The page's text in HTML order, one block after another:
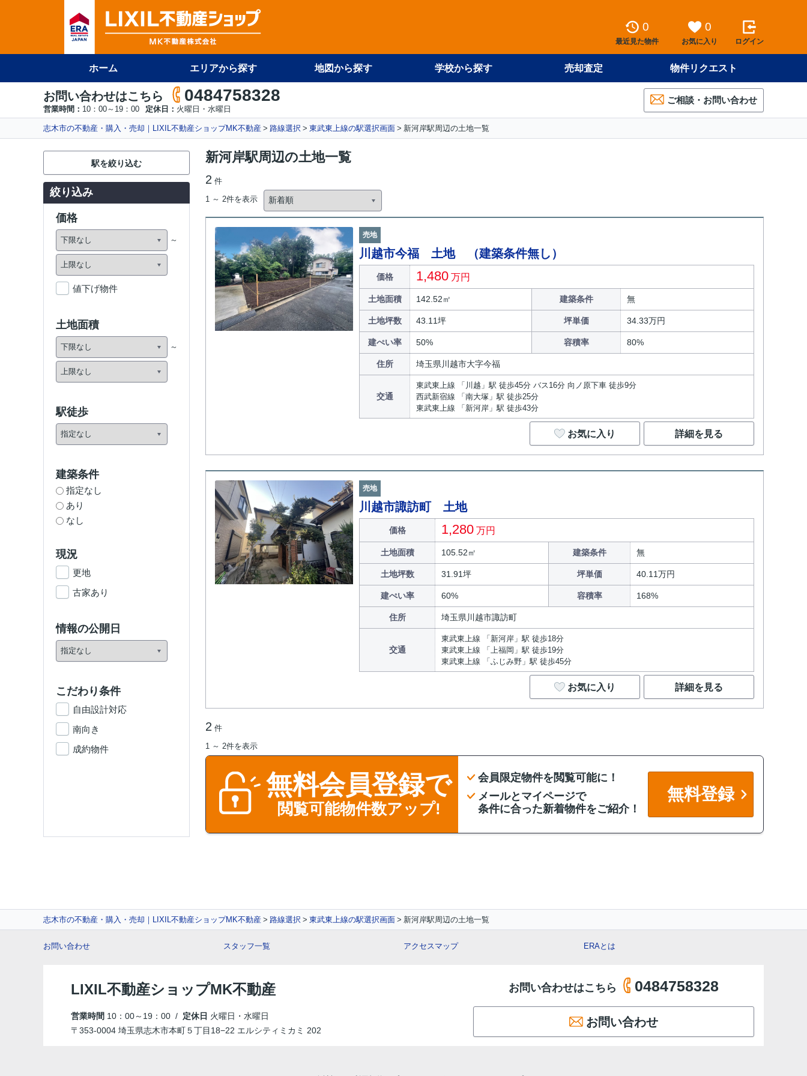
0
最近見た物件
0
お気に入り ログイン
ホーム エリアから探す 地図から探す 学校から探す 売却査定 物件リクエスト
お問い合わせはこちら 0484758328
営業時間： 10：00～19：00 定休日： 火曜日・水曜日
ご相談・お問い合わせ
志木市の不動産・購入・売却｜LIXIL不動産ショップMK不動産 路線選択 東武東上線の駅選択画面 新河岸駅周辺の土地一覧
新河岸駅周辺の土地一覧
2 件
1 ～ 2件を表示
売地
川越市今福 土地 （建築条件無し）
価格 1,480 万円
土地面積 142.52㎡ 建築条件 無
土地坪数 43.11坪 坪単価 34.33万円
建ぺい率 50% 容積率 80%
住所 埼玉県川越市大字今福
交通
東武東上線 「川越」駅 徒歩45分 バス16分 向ノ原下車 徒歩9分
西武新宿線 「南大塚」駅 徒歩25分
東武東上線 「新河岸」駅 徒歩43分
お気に入り 詳細を見る
売地
川越市諏訪町 土地
価格 1,280 万円
土地面積 105.52㎡ 建築条件 無
土地坪数 31.91坪 坪単価 40.11万円
建ぺい率 60% 容積率 168%
住所 埼玉県川越市諏訪町
交通
東武東上線 「新河岸」駅 徒歩18分
東武東上線 「上福岡」駅 徒歩19分
東武東上線 「ふじみ野」駅 徒歩45分
お気に入り 詳細を見る
2 件
1 ～ 2件を表示
無料会員登録で
閲覧可能物件数アップ!
会員限定物件を閲覧可能に！
メールとマイページで
条件に合った新着物件をご紹介！
無料登録
駅を絞り込む
絞り込み
価格
値下げ物件
土地面積
駅徒歩
建築条件
指定なし
あり
なし
現況
更地
古家あり
情報の公開日
こだわり条件
自由設計対応
南向き
成約物件
志木市の不動産・購入・売却｜LIXIL不動産ショップMK不動産 路線選択 東武東上線の駅選択画面 新河岸駅周辺の土地一覧
お問い合わせ スタッフ一覧 アクセスマップ ERAとは
LIXIL不動産ショップMK不動産
営業時間 10：00～19：00 / 定休日 火曜日・水曜日
〒353-0004 埼玉県志木市本町５丁目18−22 エルシティミカミ 202
お問い合わせはこちら 0484758328
お問い合わせ